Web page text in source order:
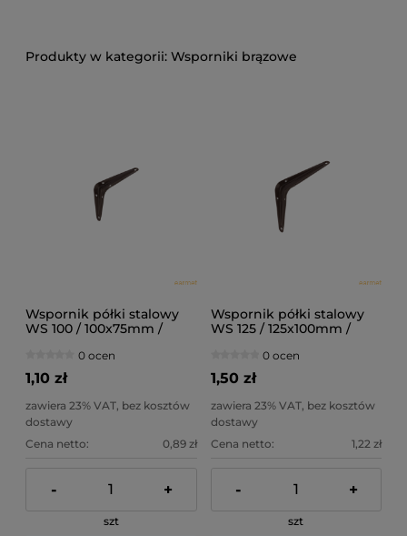
Wsporniki brązowe
Wspornik półki stalowy
WS 100 / 100x75mm /
0 ocen
1,10 zł
zawiera 23% VAT, bez kosztów
dostawy
Cena netto:
0,89 zł
- +
szt
Wspornik półki stalowy
WS 125 / 125x100mm /
0 ocen
1,50 zł
zawiera 23% VAT, bez kosztów
dostawy
Cena netto:
1,22 zł
- +
szt